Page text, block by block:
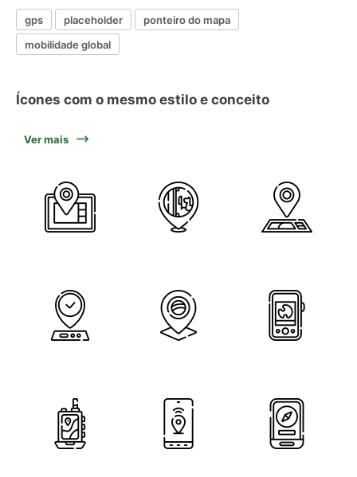
gps placeholder
ponteiro do mapa
mobilidade global
Ícones com o mesmo estilo e conceito
Ver mais